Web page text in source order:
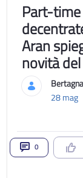
Part-
Aran
novità del
28 mag
0